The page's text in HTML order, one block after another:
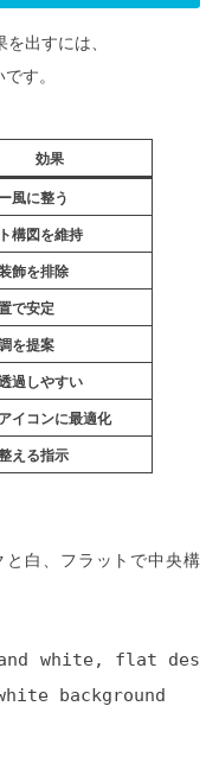
出すには、
す。
効果
風に整う
構図を維持
飾を排除
で安定
を提案
過しやすい
イコンに最適化
える指示
と白、フラットで中央構
white, flat des
background